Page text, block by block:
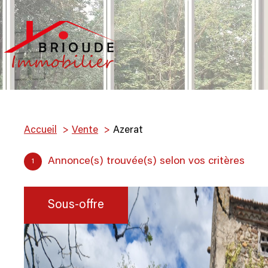
Accueil Vente Azerat
1 Annonce(s) trouvée(s) selon vos critères
Sous-offre